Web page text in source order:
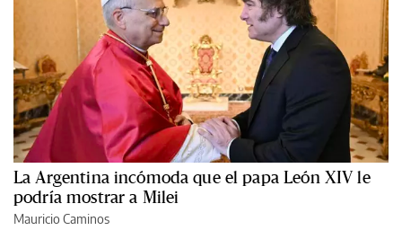
La Argentina incómoda que el papa León XIV le
podría mostrar a Milei
Mauricio Caminos